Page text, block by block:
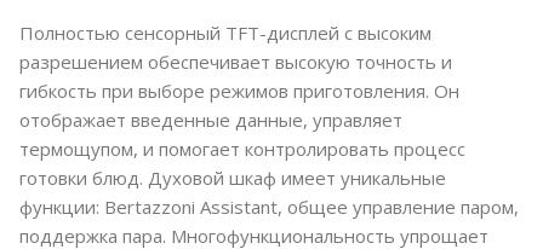
Полностью сенсорный TFT-дисплей с высоким
разрешением обеспечивает высокую точность и
гибкость при выборе режимов приготовления. Он
отображает введенные данные, управляет
термощупом, и помогает контролировать процесс
готовки блюд. Духовой шкаф имеет уникальные
функции: Bertazzoni Assistant, общее управление паром,
поддержка пара. Многофункциональность упрощает